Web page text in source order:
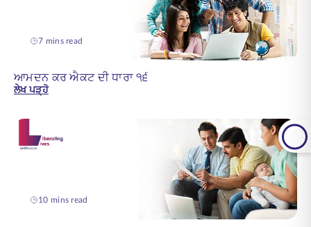
7 mins read
ਆਮਦਨ ਕਰ ਐਕਟ ਦੀ ਧਾਰਾ ੧੬
ਲੇਖ ਪੜ੍ਹੋ
10 mins read